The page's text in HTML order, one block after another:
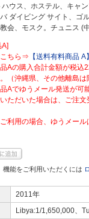
ウス、ホステル、キャ
ダイビング サイト、ゴ
会、モスク。チュニス (
こちら⇒ 【送料有料商品 A】
品Aの購入合計金額が税
（沖縄県、その他離島は
品Aでゆうメール発送が
ただいた場合は、ご注
利用の場合、ゆうメー
機能をご利用いただくには
2011年
Libya:1/1,650,000、